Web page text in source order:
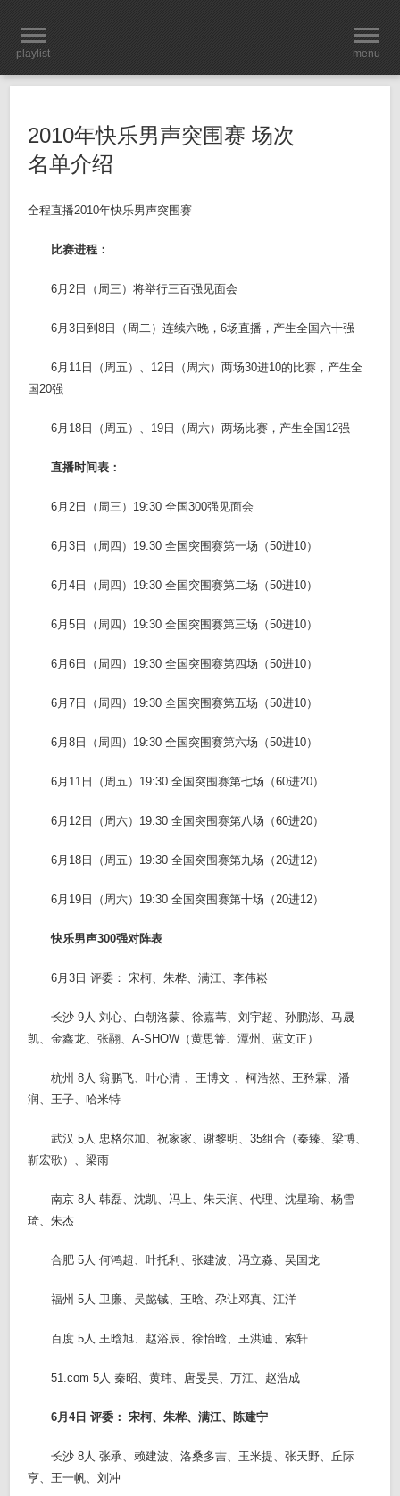
playlist menu
2010年快乐男声突围赛 场次
名单介绍
全程直播2010年快乐男声突围赛
比赛进程：
6月2日（周三）将举行三百强见面会
6月3日到8日（周二）连续六晚，6场直播，产生全国六十强
6月11日（周五）、12日（周六）两场30进10的比赛，产生全
国20强
6月18日（周五）、19日（周六）两场比赛，产生全国12强
直播时间表：
6月2日（周三）19:30 全国300强见面会
6月3日（周四）19:30 全国突围赛第一场（50进10）
6月4日（周四）19:30 全国突围赛第二场（50进10）
6月5日（周四）19:30 全国突围赛第三场（50进10）
6月6日（周四）19:30 全国突围赛第四场（50进10）
6月7日（周四）19:30 全国突围赛第五场（50进10）
6月8日（周四）19:30 全国突围赛第六场（50进10）
6月11日（周五）19:30 全国突围赛第七场（60进20）
6月12日（周六）19:30 全国突围赛第八场（60进20）
6月18日（周五）19:30 全国突围赛第九场（20进12）
6月19日（周六）19:30 全国突围赛第十场（20进12）
快乐男声300强对阵表
6月3日 评委： 宋柯、朱桦、满江、李伟崧
长沙 9人 刘心、白朝洛蒙、徐嘉苇、刘宇超、孙鹏澎、马晟
凯、金鑫龙、张翮、A-SHOW（黄思箐、潭州、蓝文正）
杭州 8人 翁鹏飞、叶心清 、王博文 、柯浩然、王矜霖、潘
润、王子、哈米特
武汉 5人 忠格尔加、祝家家、谢黎明、35组合（秦臻、梁博、
靳宏歌）、梁雨
南京 8人 韩磊、沈凯、冯上、朱天润、代理、沈星瑜、杨雪
琦、朱杰
合肥 5人 何鸿超、叶托利、张建波、冯立淼、吴国龙
福州 5人 卫廉、吴懿铖、王晗、尕让邓真、江洋
百度 5人 王晗旭、赵浴辰、徐怡晗、王洪迪、索轩
51.com 5人 秦昭、黄玮、唐旻昊、万江、赵浩成
6月4日 评委： 宋柯、朱桦、满江、陈建宁
长沙 8人 张承、赖建波、洛桑多吉、玉米提、张天野、丘际
亨、王一帆、刘冲